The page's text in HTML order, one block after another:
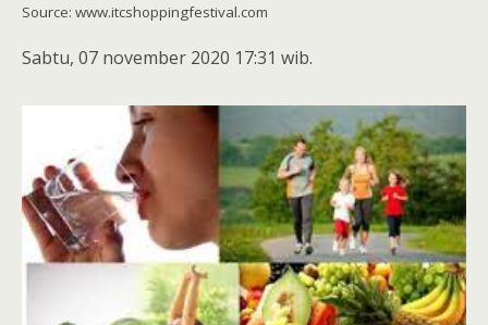
Source: www.itcshoppingfestival.com
Sabtu, 07 november 2020 17:31 wib.